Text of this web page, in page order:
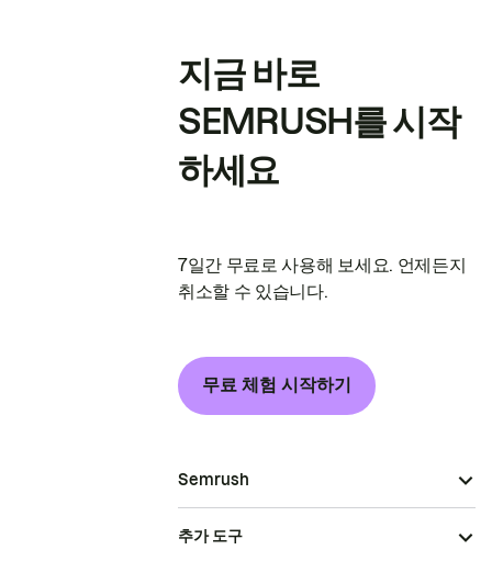
지금 바로
SEMRUSH를 시작
하세요
7일간 무료로 사용해 보세요. 언제든지
취소할 수 있습니다.
무료 체험 시작하기
Semrush
추가 도구